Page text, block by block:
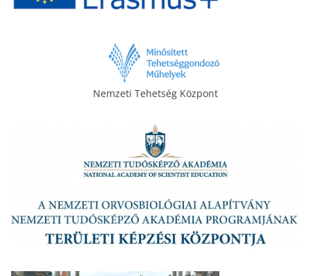
Nemzeti Tehetség Központ